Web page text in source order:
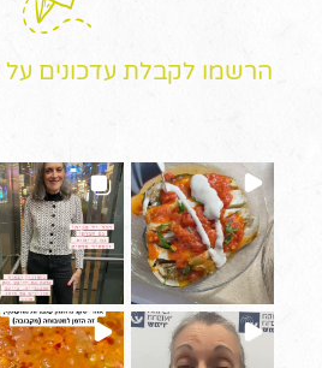
הרשמו לקבלת עדכונים